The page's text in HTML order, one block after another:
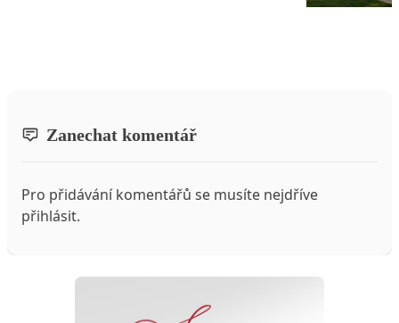
Zanechat komentář
Pro přidávání komentářů se musíte nejdříve
přihlásit.